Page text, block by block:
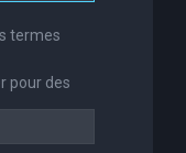
termes
pour des